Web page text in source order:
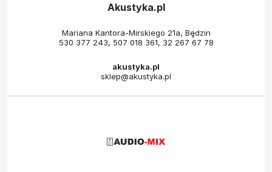
Akustyka.pl
Mariana Kantora-Mirskiego 21a, Będzin
530 377 243, 507 018 361, 32 267 67 78
akustyka.pl
sklep@akustyka.pl